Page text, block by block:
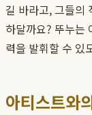
길 바라고, 그들의
하달까요? 뚜누는
력을 발휘할 수 있
아티스트와